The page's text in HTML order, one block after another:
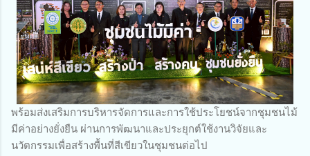
พร้อมส่งเสริมการบริหารจัดการและการใช้ประโยชน์จากชุมชนไม้
มีค่าอย่างยั่งยืน ผ่านการพัฒนาและประยุกต์ใช้งานวิจัยและ
นวัตกรรมเพื่อสร้างพื้นที่สีเขียวในชุมชนต่อไป